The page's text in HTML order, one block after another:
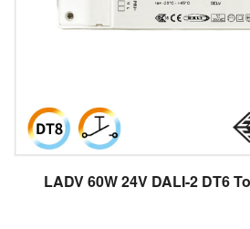
LADV 60W 24V DALI-2 DT6